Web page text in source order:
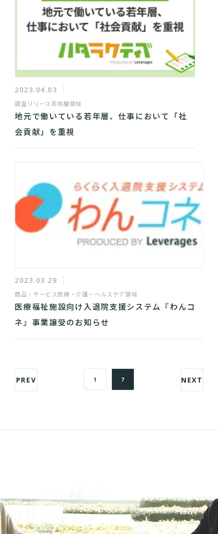
2023.04.03
調査リリース 若年層領域
地元で働いている若年層、仕事において「社
会貢献」を重視
2023.03.29
商品・サービス医療・介護・ヘルスケア領域
医療福祉施設向け入退院支援システム『わんコ
ネ』事業譲受のお知らせ
PREV 1 7 NEXT